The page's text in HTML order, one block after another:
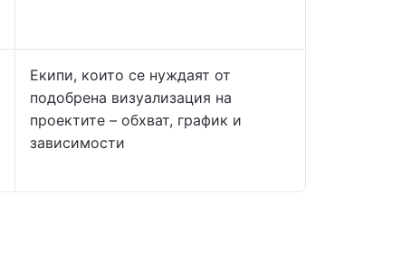
Екипи, които се нуждаят от
подобрена визуализация на
проектите – обхват, график и
зависимости